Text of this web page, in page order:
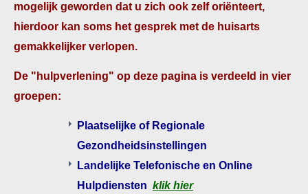
mogelijk geworden dat u zich ook zelf oriënteert,
hierdoor kan soms het gesprek met de huisarts
gemakkelijker verlopen.
De "hulpverlening" op deze pagina is verdeeld in vier
groepen:
Plaatselijke of Regionale
Gezondheidsinstellingen
Landelijke Telefonische en Online
Hulpdiensten klik hier